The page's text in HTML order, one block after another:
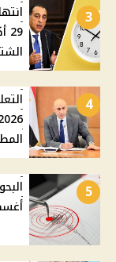
3
4
5